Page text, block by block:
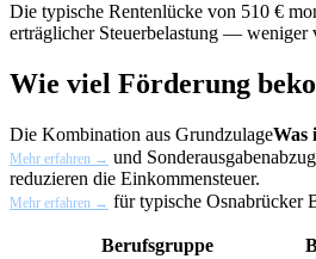
Die typische Rentenlücke von 510 €
erträglicher Steuerbelastung — weniger
Wie viel Förderung
Die Kombination aus GrundzulageWas
Mehr erfahren → und Sonderausgabenabzug
reduzieren die Einkommensteuer.
Mehr erfahren → für typische Osnabrücker
Berufsgruppe